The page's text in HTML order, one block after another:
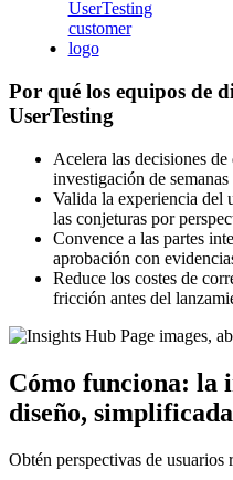
Por qué los equipos de
UserTesting
Acelera las decisiones
investigación de semanas
Valida la experiencia del
las conjeturas por
Convence a las partes
aprobación con
Reduce los costes de
fricción antes del
Cómo funciona: la
diseño, simplificada
Obtén perspectivas de usuarios